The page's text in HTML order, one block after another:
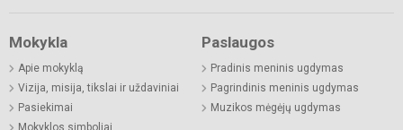
Mokykla
Apie mokyklą
Vizija, misija, tikslai ir uždaviniai
Pasiekimai
Mokyklos simboliai
Paslaugos
Pradinis meninis ugdymas
Pagrindinis meninis ugdymas
Muzikos mėgėjų ugdymas